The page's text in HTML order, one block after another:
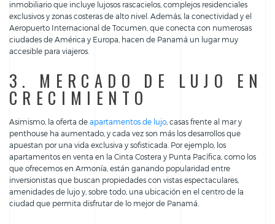
inmobiliario que incluye lujosos rascacielos, complejos residenciales
exclusivos y zonas costeras de alto nivel. Además, la conectividad y el
Aeropuerto Internacional de Tocumen, que conecta con numerosas
ciudades de América y Europa, hacen de Panamá un lugar muy
accesible para viajeros.
3. MERCADO DE LUJO EN
CRECIMIENTO
Asimismo, la oferta de apartamentos de lujo , casas frente al mar y
penthouse ha aumentado, y cada vez son más los desarrollos que
apuestan por una vida exclusiva y sofisticada. Por ejemplo, los
apartamentos en venta en la Cinta Costera y Punta Pacífica, como los
que ofrecemos en Armonía, están ganando popularidad entre
inversionistas que buscan propiedades con vistas espectaculares,
amenidades de lujo y, sobre todo, una ubicación en el centro de la
ciudad que permita disfrutar de lo mejor de Panamá.